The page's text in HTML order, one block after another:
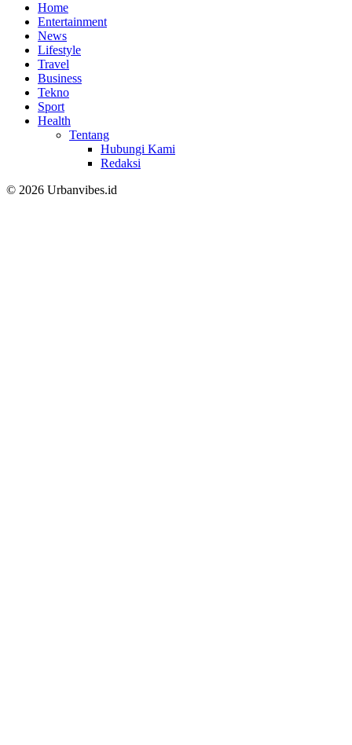
Home
Entertainment
News
Lifestyle
Travel
Business
Tekno
Sport
Health
Tentang
Hubungi Kami
Redaksi
© 2026 Urbanvibes.id